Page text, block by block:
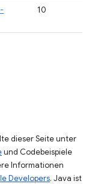
-
10
dieser Seite unter
und Codebeispiele
Informationen
Developers. Java ist